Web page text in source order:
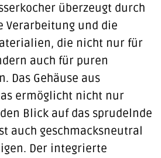
überzeugt durch
Verarbeitung und die
die nicht nur für
auch für puren
Das Gehäuse aus
ermöglicht nicht nur
Blick auf das sprudelnde
auch geschmacksneutral
Der integrierte